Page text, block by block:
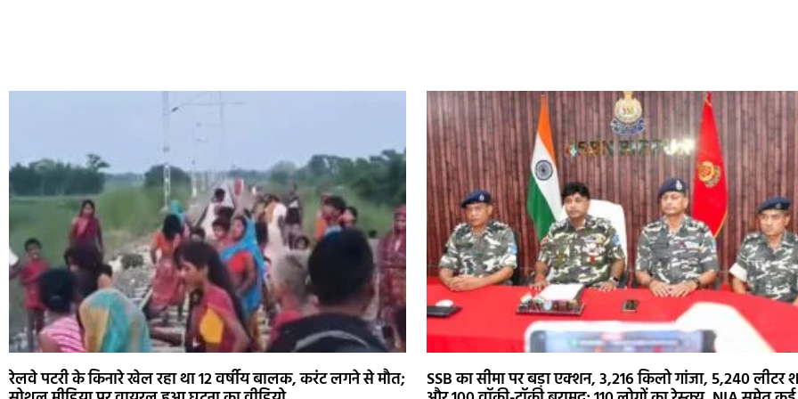
रेलवे पटरी के किनारे खेल रहा था 12 वर्षीय बालक, करंट लगने से मौत; SSB का सीमा पर बड़ा एक्शन, 3,216 किलो गांजा, 5,240 लीटर